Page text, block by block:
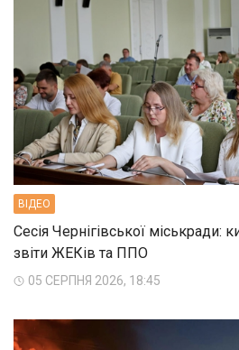
ВIДЕО
Сесія Чернігівської міськради:
звіти ЖЕКів та ППО
05 СЕРПНЯ 2026, 18:45